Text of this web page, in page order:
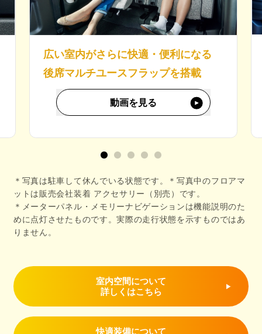
広い室内がさらに快適・便利になる
後席マルチユースフラップを搭載
動画を見る
＊写真は駐車して休んでいる状態です。＊写真中のフロアマ
ットは販売会社装着 アクセサリー（別売）です。
＊メーターパネル・メモリーナビゲーションは機能説明のた
めに点灯させたものです。実際の走行状態を示すものではあ
りません。
室内空間について
詳しくはこちら
快適装備について